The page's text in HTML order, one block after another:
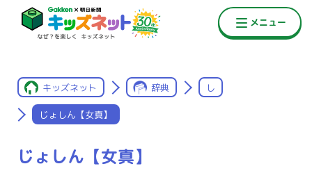
キッズネット 辞典 し
じょしん【女真】
じょしん【女真】